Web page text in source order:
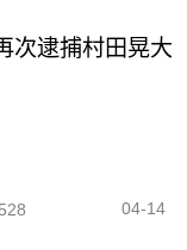
次逮捕村田晃大
04-14